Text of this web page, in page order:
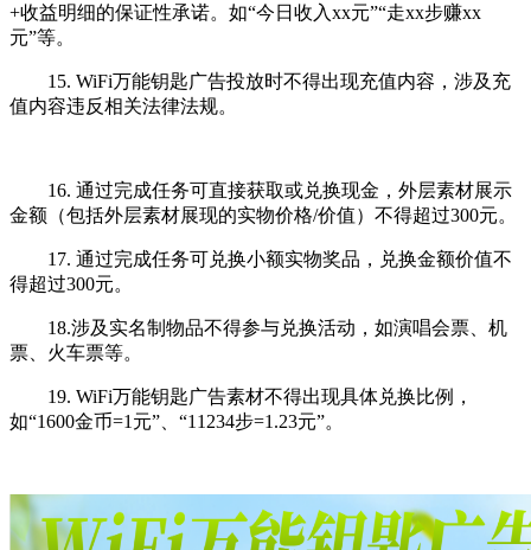
+收益明细的保证性承诺。如“今日收入xx元”“走xx步赚xx
元”等。
15. WiFi万能钥匙广告投放时不得出现充值内容，涉及充
值内容违反相关法律法规。
16. 通过完成任务可直接获取或兑换现金，外层素材展示
金额（包括外层素材展现的实物价格/价值）不得超过300元。
17. 通过完成任务可兑换小额实物奖品，兑换金额价值不
得超过300元。
18.涉及实名制物品不得参与兑换活动，如演唱会票、机
票、火车票等。
19. WiFi万能钥匙广告素材不得出现具体兑换比例，
如“1600金币=1元”、“11234步=1.23元”。